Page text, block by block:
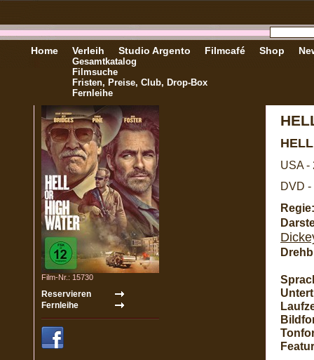
Home Verleih
Gesamtkatalog
Filmsuche
Fristen, Preise, Club, Drop-Box
Fernleihe
Studio Argento Filmcafé Shop
Film-Nr.: 15730
USA -
DVD -
Regie: